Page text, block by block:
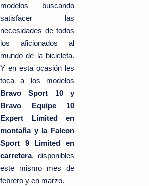
modelos buscando
satisfacer las
necesidades de todos
los aficionados al
mundo de la bicicleta.
Y en esta ocasión les
toca a los modelos
Bravo Sport 10 y
Bravo Equipe 10
Expert Limited en
montaña y la Falcon
Sport 9 Limited en
carretera, disponibles
este mismo mes de
febrero y en marzo.